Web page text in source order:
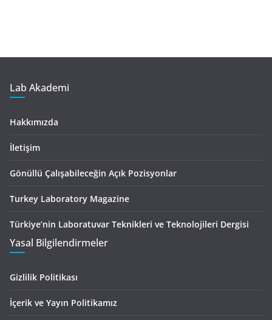
Lab Akademi
Hakkımızda
İletişim
Gönüllü Çalışabileceğin Açık Pozisyonlar
Turkey Laboratory Magazine
Türkiye’nin Laboratuvar Teknikleri ve Teknolojileri Dergisi
Yasal Bilgilendirmeler
Gizlilik Politikası
İçerik ve Yayın Politikamız